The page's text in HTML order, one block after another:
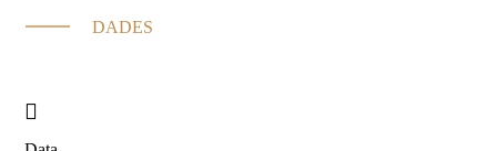
DADES